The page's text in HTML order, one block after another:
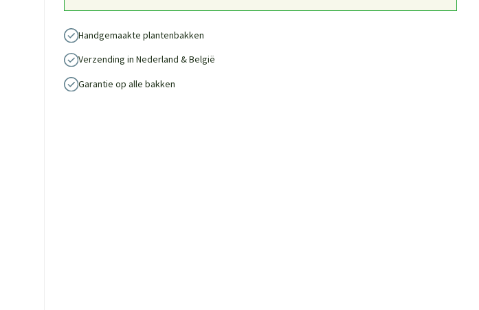
Handgemaakte plantenbakken
Verzending in Nederland & België
Garantie op alle bakken